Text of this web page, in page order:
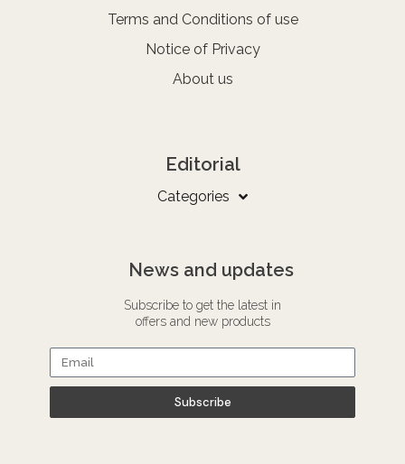
Terms and Conditions of use
Notice of Privacy
About us
Editorial
Categories
News and updates
Subscribe to get the latest in
offers and new products
Subscribe